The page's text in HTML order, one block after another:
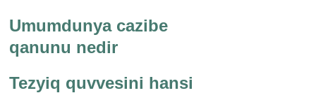
Umumdunya cazibe
qanunu nedir
Tezyiq quvvesini hansi